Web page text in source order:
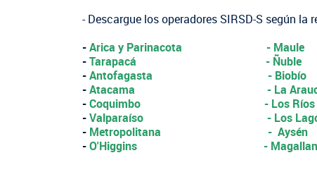
- Descargue los operadores SIRSD-S según la
-Arica y Parinacota
- Maule
-Tarapacá
- Ñuble
-Antofagasta
- Biobío
-Atacama
- La
-Coquimbo
- Los Ríos
-Valparaíso
- Los
- Metropolitana
- Aysén
-O'Higgins -